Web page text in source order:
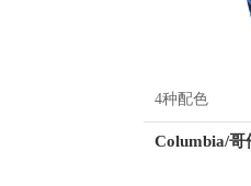
4种配色